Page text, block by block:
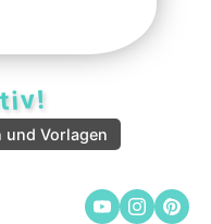
und Vorlagen